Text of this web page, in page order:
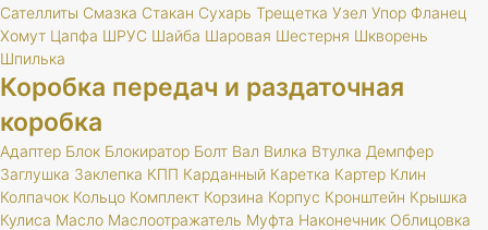
Сателлиты Смазка Стакан Сухарь Трещетка Узел Упор Фланец
Хомут Цапфа ШРУС Шайба Шаровая Шестерня Шкворень
Шпилька
Коробка передач и раздаточная
коробка
Адаптер Блок Блокиратор Болт Вал Вилка Втулка Демпфер
Заглушка Заклепка КПП Карданный Каретка Картер Клин
Колпачок Кольцо Комплект Корзина Корпус Кронштейн Крышка
Кулиса Масло Маслоотражатель Муфта Наконечник Облицовка